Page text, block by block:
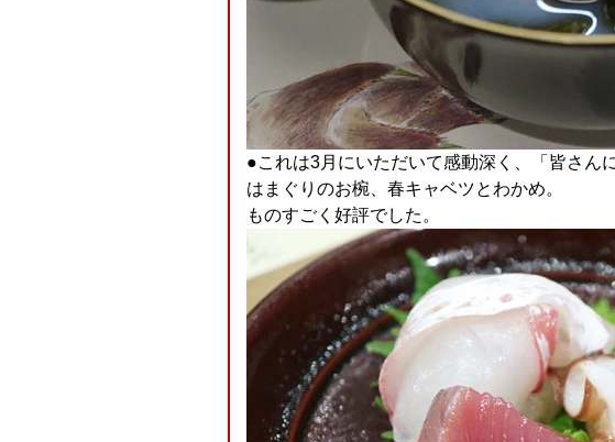
●これは3月にいただいて感動深く、「皆さん
はまぐりのお椀、春キャベツとわかめ。
ものすごく好評でした。